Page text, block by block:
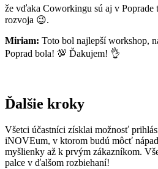
že vďaka Coworkingu sú aj v Poprade
rozvoja 😉.
Miriam: Toto bol najlepší workshop,
Poprad bola! 💯 Ďakujem! 👌
Ďalšie kroky
Všetci účastníci získlai možnosť
iNOVEum, v ktorom budú môcť
myšlienky až k prvým zákazníkom.
palce v ďalšom rozbiehaní!